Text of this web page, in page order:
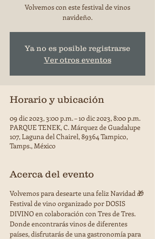
Volvemos con este festival de vinos
navideño.
Ya no es posible registrarse
Ver otros eventos
Horario y ubicación
09 dic 2023, 3:00 p.m. – 10 dic 2023, 8:00 p.m.
PARQUE TENEK, C. Márquez de Guadalupe
107, Laguna del Chairel, 89364 Tampico,
Tamps., México
Acerca del evento
Volvemos para desearte una feliz Navidad 🎁
Festival de vino organizado por DOSIS
DIVINO en colaboración con Tres de Tres.
Donde encontrarás vinos de diferentes
países, disfrutarás de una gastronomía para